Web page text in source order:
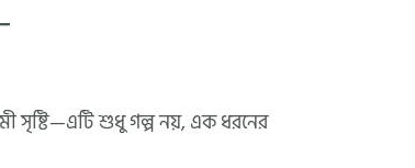
সৃষ্টি—এটি শুধু গল্প নয়, এক ধরনের